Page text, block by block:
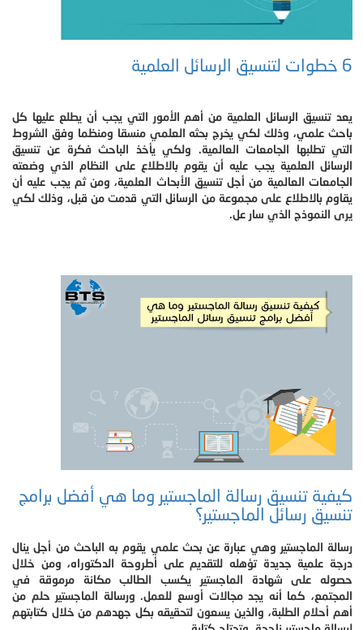
6 خطوات لتنسيق الرسائل العلمية
يعد تنسيق الرسائل العلمية من أهم الأمور التي يجب أن يطلع عليها كل
باحث علمي، وذلك لكي يخرج بحثه العلمي منسقا ومنظما وفق الشروط
التي تطلبها الجامعات العالمية. ولكي يأخذ الباحث فكرة عن تنسيق
الرسائل العلمية يجب عليه أن يقوم بالاطلاع على النظام الذي وضعته
الجامعات العالمية من أجل تنسيق الأبحاث العلمية، ومن ثم يجب عليه أن
يقاوم بالاطلاع على مجموعة من الرسائل التي قدمت من قبل، وذلك لكي
يرى النموذج الذي سار عل.
كيفية تنسيق رسالة الماجستير وما هي أفضل برامج
تنسيق رسائل الماجستير؟
رسالة الماجستير وهي عبارة عن بحث علمي يقوم به الباحث من أجل ينال
درجة علمية جديدة تؤهله للتقديم على أطروحة الدكتوراه، ومن خلال
حصوله على شهادة الماجستير يكسب الطالب مكانة مرموقة في
المجتمع، كما أنه يجد مجالات أوسع للعمل. ورسالة الماجستير حلم من
أهم أحلام الطلبة، والذين يسعون لتحقيقه بكل جهدهم من خلال كتابتهم